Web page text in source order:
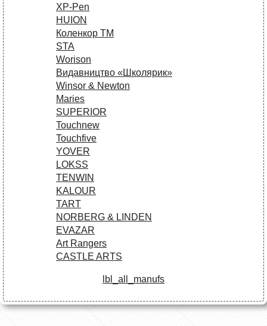
XP-Pen
HUION
Коленкор ТМ
STA
Worison
Видавництво «Школярик»
Winsor & Newton
Maries
SUPERIOR
Touchnew
Touchfive
YOVER
LOKSS
TENWIN
KALOUR
TART
NORBERG & LINDEN
EVAZAR
Art Rangers
CASTLE ARTS
lbl_all_manufs